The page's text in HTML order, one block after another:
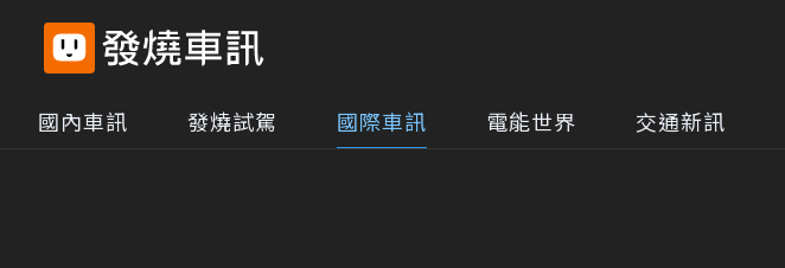
國內車訊 發燒試駕 國際車訊 電能世界 交通新訊